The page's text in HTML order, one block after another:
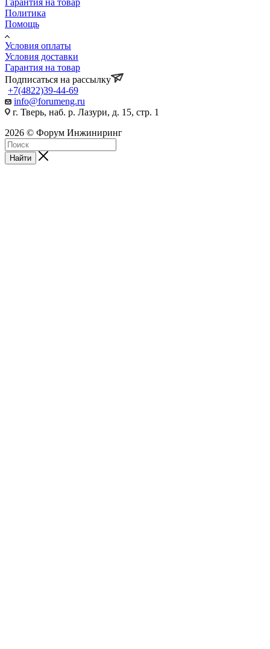
Политика
Помощь
Условия оплаты
Условия доставки
Гарантия на товар
Подписаться на рассылку
+7(4822)39-44-69
info@forumeng.ru
г. Тверь, наб. р. Лазури, д. 15, стр. 1
2026 © Форум Инжиниринг
Найти